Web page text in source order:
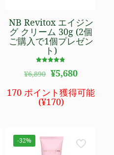
NB Revitox エイジン
グ クリーム 30g (2個
ご購入で1個プレゼン
ト)
4.82
¥6,890 元
価
格
し
た。
¥5,680現
の
価
で
す。
170 ポイント獲得可能
(¥170)
-32%